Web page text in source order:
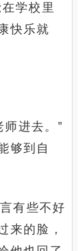
学校里
快乐就
进去。”
够到自
有些不好
来的脸，